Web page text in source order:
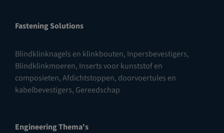
Fastening Solutions
Blindklinknagels en klinkbouten, Inpersbevestigers,
Blindklinkmoeren, Inserts voor kunststof en
composieten,Afdichtstoppen, doorvoertules en
kabelbevestigers, Gereedschap
Engineering Thema's